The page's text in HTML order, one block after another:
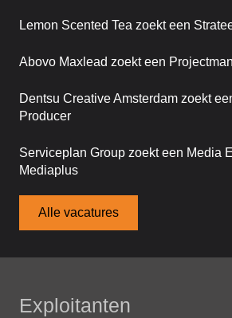
Lemon Scented Tea zoekt een
Abovo Maxlead zoekt een
Dentsu Creative Amsterdam zoekt
Producer
Serviceplan Group zoekt een Media
Mediaplus
Alle vacatures
Exploitanten